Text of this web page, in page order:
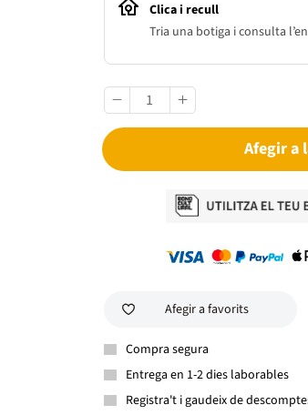
Clica i recull
Tria una botiga i consulta
Afegir a
Afegir a favorits
Compra segura
Entrega en 1-2 dies laborables
Registra't i gaudeix de